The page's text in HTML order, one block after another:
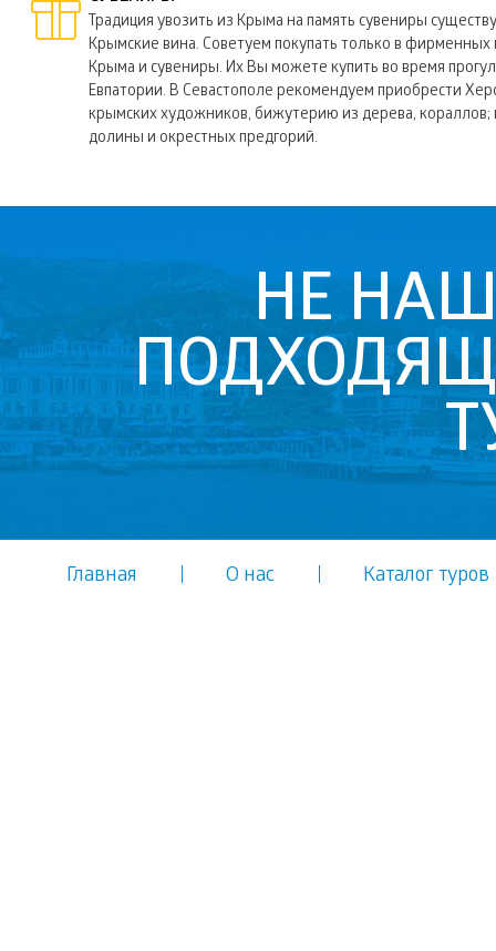
Традиция увозить из Крыма на память сувениры
Крымские вина. Советуем покупать только в
Крыма и сувениры. Их Вы можете купить во время
Евпатории. В Севастополе рекомендуем приобрести
крымских художников, бижутерию из дерева,
долины и окрестных предгорий.
НЕ
Главная О нас Каталог туров